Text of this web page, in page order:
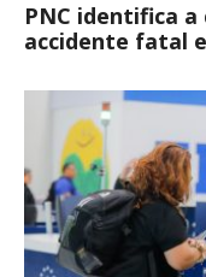
PNC identifica
accidente fatal